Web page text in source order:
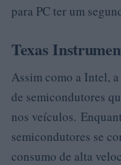
para PC ter um
Texas
Assim como a Intel,
de semicondutores
nos veículos.
semicondutores se
consumo de alta